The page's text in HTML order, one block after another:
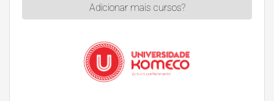
Adicionar mais cursos?